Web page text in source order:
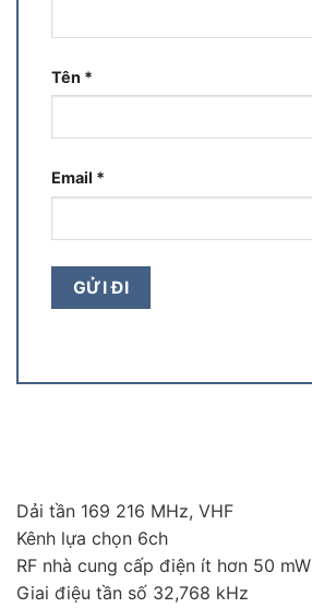
Tên *
Email *
Dải tần 169 216 MHz, VHF
Kênh lựa chọn 6ch
RF nhà cung cấp điện ít hơn 50 mW
Giai điệu tần số 32,768 kHz